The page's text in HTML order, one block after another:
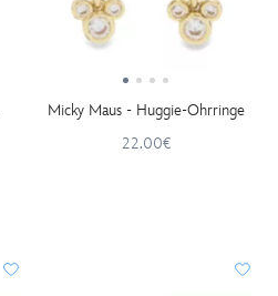
Micky Maus - Huggie-Ohrringe
22.00€